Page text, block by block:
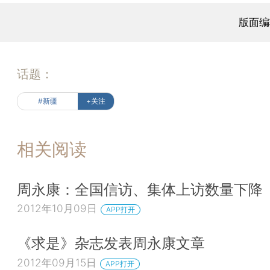
版面
话题：
#新疆 +关注
相关阅读
周永康：全国信访、集体上访数量下降
2012年10月09日 APP打开
《求是》杂志发表周永康文章
2012年09月15日 APP打开